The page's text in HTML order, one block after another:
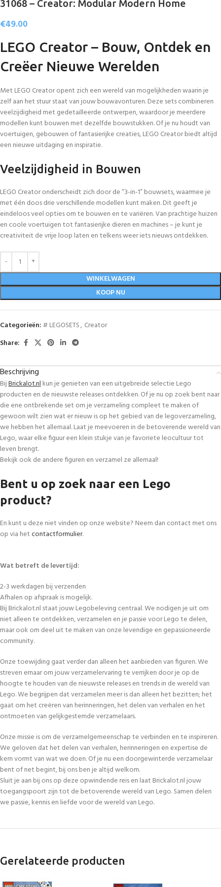
31068 – Creator: Modular Modern Home
€49.00
LEGO Creator – Bouw, Ontdek en
Creëer Nieuwe Werelden
Met LEGO Creator opent zich een wereld van mogelijkheden waarin je
zelf aan het stuur staat van jouw bouwavonturen. Deze sets combineren
veelzijdigheid met gedetailleerde ontwerpen, waardoor je meerdere
modellen kunt bouwen met dezelfde bouwstukken. Of je nu houdt van
voertuigen, gebouwen of fantasierijke creaties, LEGO Creator biedt altijd
een nieuwe uitdaging en inspiratie.
Veelzijdigheid in Bouwen
LEGO Creator onderscheidt zich door de “3-in-1” bouwsets, waarmee je
met één doos drie verschillende modellen kunt maken. Dit geeft je
eindeloos veel opties om te bouwen en te variëren. Van prachtige huizen
en coole voertuigen tot fantasierijke dieren en machines – je kunt je
creativiteit de vrije loop laten en telkens weer iets nieuws ontdekken.
WINKELWAGEN
KOOP NU
Categorieën:# LEGOSETS, Creator
Share:
Beschrijving
BijBrickalot.nlkun je genieten van een uitgebreide selectie Lego
producten en de nieuwste releases ontdekken. Of je nu op zoek bent naar
die ene ontbrekende set om je verzameling compleet te maken of
gewoon wilt zien wat er nieuw is op het gebied van de legoverzameling,
we hebben het allemaal. Laat je meevoeren in de betoverende wereld van
Lego, waar elke figuur een klein stukje van je favoriete leocultuur tot
leven brengt.
Bekijk ook de andere figuren en verzamel ze allemaal!
Bent u op zoek naar een Lego
product?
En kunt u deze niet vinden op onze website? Neem dan contact met ons
op via hetcontactformulier.
Wat betreft de levertijd:
2-3 werkdagen bij verzenden
Afhalen op afspraak is mogelijk.
Bij Brickalot.nl staat jouw Legobeleving centraal. We nodigen je uit om
niet alleen te ontdekken, verzamelen en je passie voor Lego te delen,
maar ook om deel uit te maken van onze levendige en gepassioneerde
community.
Onze toewijding gaat verder dan alleen het aanbieden van figuren. We
streven ernaar om jouw verzamelervaring te verrijken door je op de
hoogte te houden van de nieuwste releases en trends in de wereld van
Lego. We begrijpen dat verzamelen meer is dan alleen het bezitten; het
gaat om het creëren van herinneringen, het delen van verhalen en het
ontmoeten van gelijkgestemde verzamelaars.
Onze missie is om de verzamelgemeenschap te verbinden en te inspireren.
We geloven dat het delen van verhalen, herinneringen en expertise de
kern vormt van wat we doen. Of je nu een doorgewinterde verzamelaar
bent of net begint, bij ons ben je altijd welkom.
Sluit je aan bij ons op deze opwindende reis en laat Brickalot.nl jouw
toegangspoort zijn tot de betoverende wereld van Lego. Samen delen
we passie, kennis en liefde voor de wereld van Lego.
Gerelateerde producten